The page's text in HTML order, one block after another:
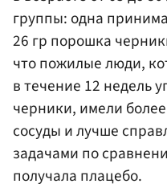
группы: одна
26 гр порошка
что пожилые люди,
в течение 12 недель
черники, имели
сосуды и лучше
задачами по
получала плацебо.